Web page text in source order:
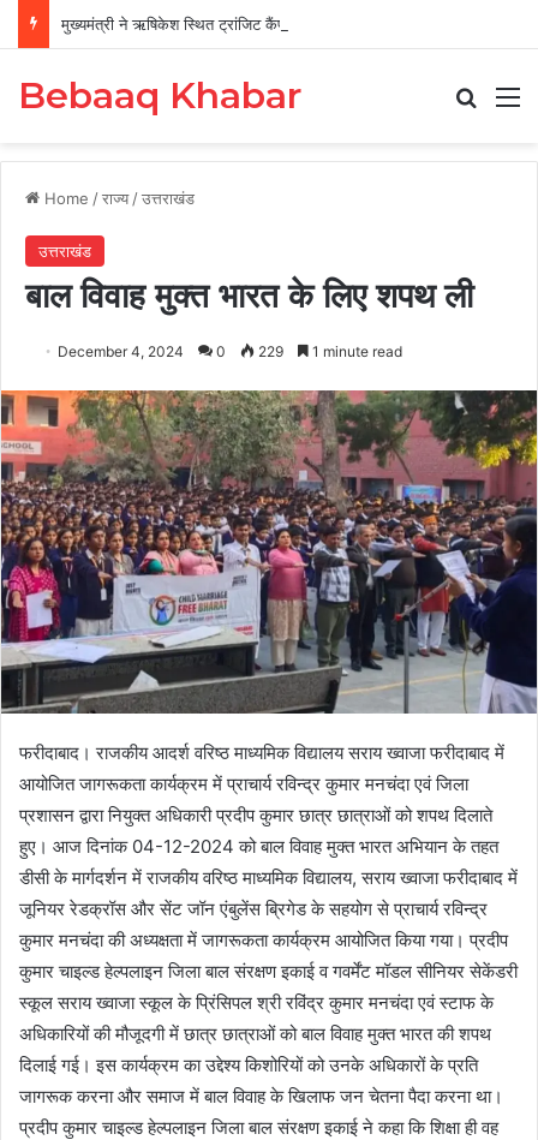
मुख्यमंत्री ने ऋषिकेश स्थित ट्रांजिट कैंप का किया औचक निरीक्षण
Bebaaq Khabar
Home /राज्य /उत्तराखंड
उत्तराखंड
बाल विवाह मुक्त भारत के लिए शपथ ली
December 4, 2024 0 229 1 minute read
फरीदाबाद। राजकीय आदर्श वरिष्ठ माध्यमिक विद्यालय सराय ख्वाजा फरीदाबाद में
आयोजित जागरूकता कार्यक्रम में प्राचार्य रविन्द्र कुमार मनचंदा एवं जिला
प्रशासन द्वारा नियुक्त अधिकारी प्रदीप कुमार छात्र छात्राओं को शपथ दिलाते
हुए। आज दिनांक 04-12-2024 को बाल विवाह मुक्त भारत अभियान के तहत
डीसी के मार्गदर्शन में राजकीय वरिष्ठ माध्यमिक विद्यालय, सराय ख्वाजा फरीदाबाद में
जूनियर रेडक्रॉस और सेंट जॉन एंबुलेंस ब्रिगेड के सहयोग से प्राचार्य रविन्द्र
कुमार मनचंदा की अध्यक्षता में जागरूकता कार्यक्रम आयोजित किया गया। प्रदीप
कुमार चाइल्ड हेल्पलाइन जिला बाल संरक्षण इकाई व गवर्मेंट मॉडल सीनियर सेकेंडरी
स्कूल सराय ख्वाजा स्कूल के प्रिंसिपल श्री रविंद्र कुमार मनचंदा एवं स्टाफ के
अधिकारियों की मौजूदगी में छात्र छात्राओं को बाल विवाह मुक्त भारत की शपथ
दिलाई गई। इस कार्यक्रम का उद्देश्य किशोरियों को उनके अधिकारों के प्रति
जागरूक करना और समाज में बाल विवाह के खिलाफ जन चेतना पैदा करना था।
प्रदीप कुमार चाइल्ड हेल्पलाइन जिला बाल संरक्षण इकाई ने कहा कि शिक्षा ही वह